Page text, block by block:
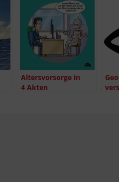
Alters­vor­sor­ge in
4 Akten